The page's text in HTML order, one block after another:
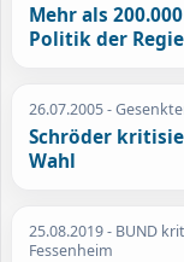
Mehr als
Politik der
26.07.2005-
Schröder
Wahl
25.08.2019- BUND
Fessenheim